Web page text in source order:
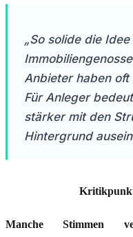
„So solide die
Anbieter haben oft
Für Anleger
stärker mit den
Hintergrund
Manche Stimmen